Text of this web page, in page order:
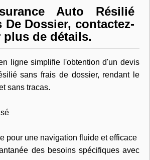
Auto Résilié
De Dossier, contactez-
de détails.
ligne simplifie l'obtention d'un devis
sans frais de dossier, rendant le
sans tracas.
pour une navigation fluide et efficace
des besoins spécifiques avec